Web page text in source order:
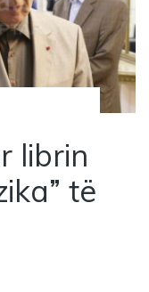
librin
të